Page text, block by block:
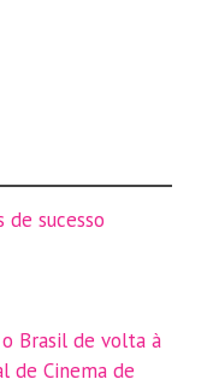
de sucesso
o Brasil de volta à
de Cinema de